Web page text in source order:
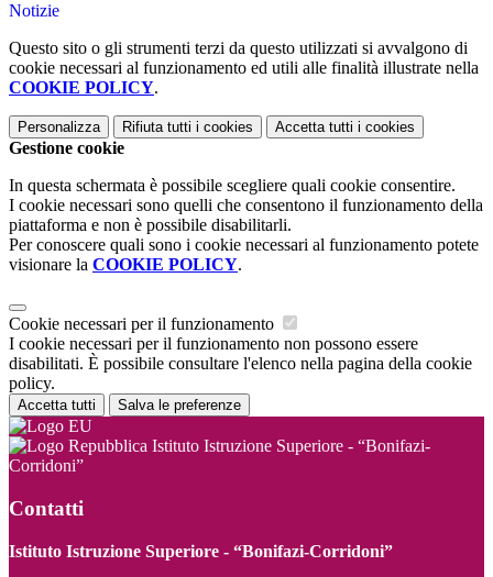
Notizie
Questo sito o gli strumenti terzi da questo utilizzati si avvalgono di
cookie necessari al funzionamento ed utili alle finalità illustrate nella
COOKIE POLICY.
Personalizza Rifiuta tutti i cookies Accetta tutti i cookies
Gestione cookie
In questa schermata è possibile scegliere quali cookie consentire.
I cookie necessari sono quelli che consentono il funzionamento della
piattaforma e non è possibile disabilitarli.
Per conoscere quali sono i cookie necessari al funzionamento potete
visionare la COOKIE POLICY.
Cookie necessari per il funzionamento
I cookie necessari per il funzionamento non possono essere
disabilitati. È possibile consultare l'elenco nella pagina della cookie
policy.
Accetta tutti Salva le preferenze
Istituto Istruzione Superiore - “Bonifazi-
Corridoni”
Contatti
Istituto Istruzione Superiore - “Bonifazi-Corridoni”